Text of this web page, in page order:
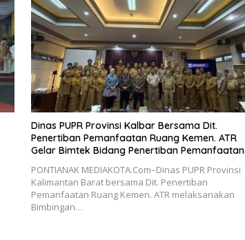
Dinas PUPR Provinsi Kalbar Bersama Dit.
Penertiban Pemanfaatan Ruang Kemen. ATR
Gelar Bimtek Bidang Penertiban Pemanfaatan
PONTIANAK MEDIAKOTA.Com–Dinas PUPR Provinsi
Kalimantan Barat bersama Dit. Penertiban
Pemanfaatan Ruang Kemen. ATR melaksanakan
Bimbingan…